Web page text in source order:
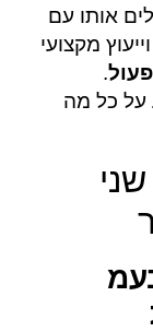
אותו עם
מקצועי
.
כל מה